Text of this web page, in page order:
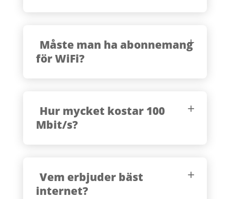
Måste man ha abonnemang
för WiFi?
Hur mycket kostar 100
Mbit/s?
Vem erbjuder bäst
internet?